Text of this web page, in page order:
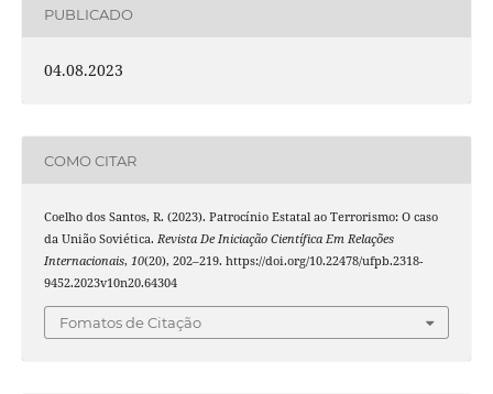
PUBLICADO
04.08.2023
COMO CITAR
Coelho dos Santos, R. (2023). Patrocínio Estatal ao Terrorismo: O caso
da União Soviética. Revista De Iniciação Científica Em Relações
Internacionais, 10(20), 202–219. https://doi.org/10.22478/ufpb.2318-
9452.2023v10n20.64304
Fomatos de Citação